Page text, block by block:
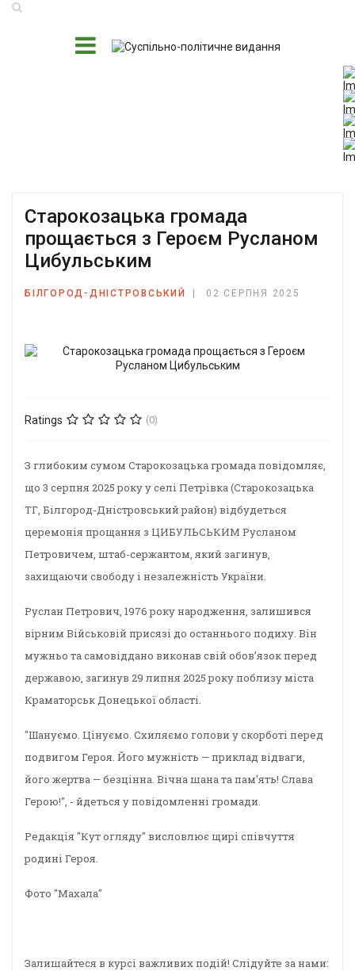
Старокозацька громада
прощається з Героєм Русланом
Цибульським
БІЛГОРОД-ДНІСТРОВСЬКИЙ 02 СЕРПНЯ 2025
Ratings (0)
З глибоким сумом Старокозацька громада повідомляє,
що 3 серпня 2025 року у селі Петрівка (Старокозацька
ТГ, Білгород-Дністровський район) відбудеться
церемонія прощання з ЦИБУЛЬСЬКИМ Русланом
Петровичем, штаб-сержантом, який загинув,
захищаючи свободу і незалежність України.
Руслан Петрович, 1976 року народження, залишився
вірним Військовій присязі до останнього подиху. Він
мужньо та самовіддано виконав свій обов’язок перед
державою, загинув 29 липня 2025 року поблизу міста
Краматорськ Донецької області.
"Шануємо. Цінуємо. Схиляємо голови у скорботі перед
подвигом Героя. Його мужність — приклад відваги,
його жертва — безцінна. Вічна шана та пам’ять! Слава
Герою!", - йдеться у повідомленні громади.
Редакція "Кут огляду" висловлює щирі співчуття
родині Героя.
Фото "Махала"
Залишайтеся в курсі важливих подій! Слідуйте за нами: